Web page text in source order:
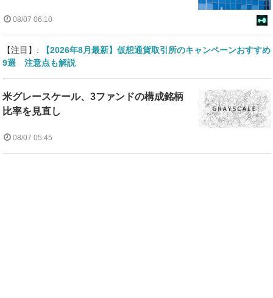
08/07 06:10
【注目】:
【2026年8月最新】仮想通貨取引所のキャンペーンおすすめ
9選 注意点も解説
米グレースケール、3ファンドの構成銘柄
比率を見直し
08/07 05:45